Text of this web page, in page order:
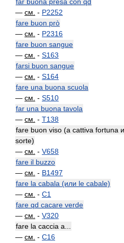
— см. - P2252
fare buon prò
— см. - P2316
fare buon sangue
— см. - S163
farsi buon sangue
— см. - S164
fare una buona scuola
— см. - S510
far una buona tavola
— см. - T138
fare buon viso (a cattiva fortuna
sorte)
— см. - V658
fare il buzzo
— см. - B1497
fare la cabala (или le cabale)
— см. - C1
fare qd cacare verde
— см. - V320
fare la caccia a...
— см. - C16